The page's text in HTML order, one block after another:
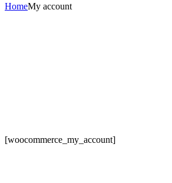
HomeMy account
[woocommerce_my_account]